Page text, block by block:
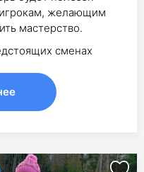
желающим
мастерство.
сменах